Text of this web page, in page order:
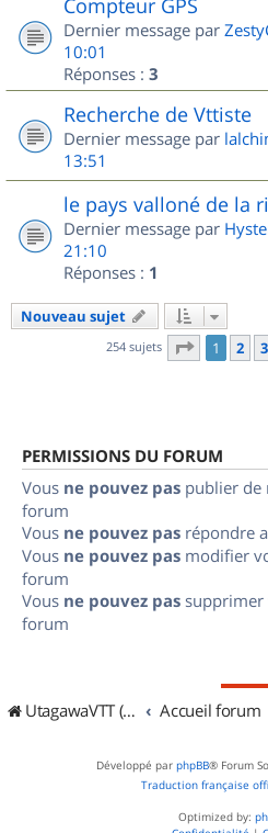
Compteur GPS
Dernier message par
10:01
Réponses : 3
Recherche de Vttiste
Dernier message par
13:51
le pays valloné de la
Dernier message par
21:10
Réponses : 1
Nouveau sujet
254 sujets Page 1sur
1 2 3
PERMISSIONS DU FORUM
Vous ne pouvez pas publier de
forum
Vous ne pouvez pas répondre
Vous ne pouvez pas modifier
forum
Vous ne pouvez pas supprimer
forum
UtagawaVTT (Randos VTT et VTTAE avec traces GPS) Accueil forum
Développé par phpBB® Forum
Traduction française
Optimized by: